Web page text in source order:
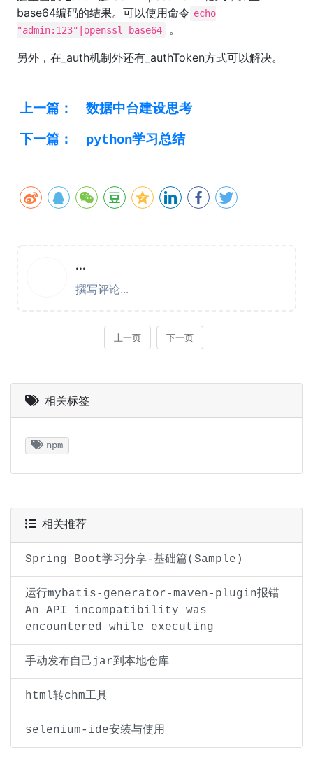
base64编码的结果。可以使用命令 echo
"admin:123"|openssl base64
。
另外，在_auth机制外还有_authToken方式可以解决。
上一篇：
数据中台建设思考
下一篇：
python学习总结
相关标签
npm
相关推荐
Spring Boot学习分享-基础篇(Sample)
运行mybatis-generator-maven-plugin报错
An API incompatibility was
encountered while executing
手动发布自己jar到本地仓库
html转chm工具
selenium-ide安装与使用